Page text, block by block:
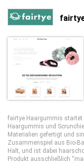
fairtye Haargummis startet
Haargummis und
Materialien gefertigt und
Zusammenspiel aus Bio-
Halt, und ist dabei
Produkt ausschließlich